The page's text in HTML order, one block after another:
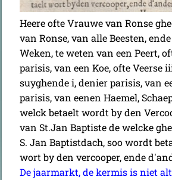
Heere ofte Vrauwe van Ronse
van Ronse, van alle Beesten,
Weken, te weten van een Peert,
parisis, van een Koe, ofte
suyghende i, denier parisis, van
parisis, van eenen Haemel,
welck betaelt wordt by den
van St.Jan Baptiste de welcke
S. Jan Baptistdach, soo wordt
wort by den vercooper, ende
De jaarmarkt, de kermis is niet